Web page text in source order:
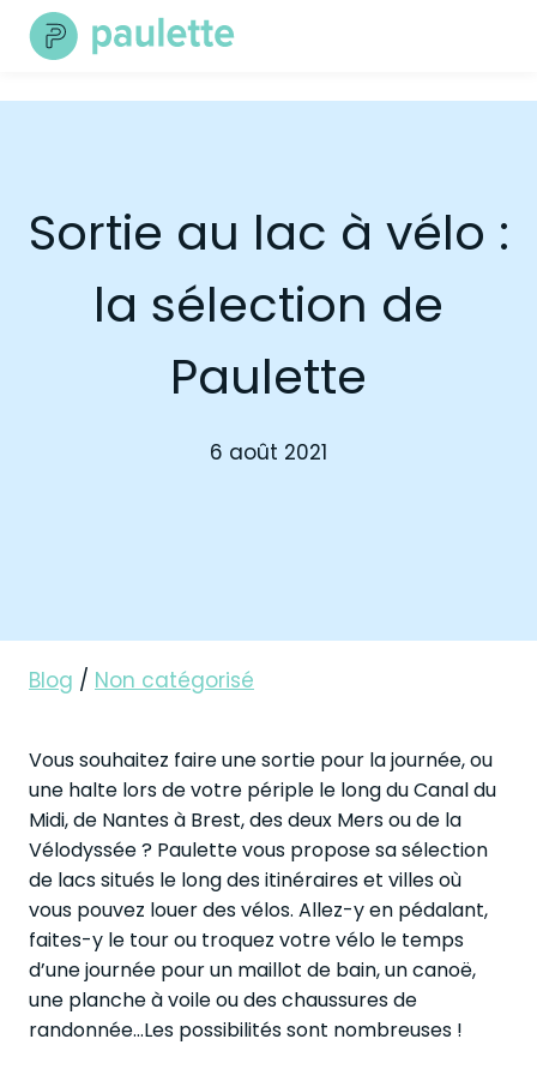
Skip
Sortie au lac à vélo :
la sélection de
Paulette
6 août 2021
Blog / Non catégorisé
Vous souhaitez faire une sortie pour la journée, ou
une halte lors de votre périple le long du Canal du
Midi, de Nantes à Brest, des deux Mers ou de la
Vélodyssée ? Paulette vous propose sa sélection
de lacs situés le long des itinéraires et villes où
vous pouvez louer des vélos. Allez-y en pédalant,
faites-y le tour ou troquez votre vélo le temps
d’une journée pour un maillot de bain, un canoë,
une planche à voile ou des chaussures de
randonnée…Les possibilités sont nombreuses !